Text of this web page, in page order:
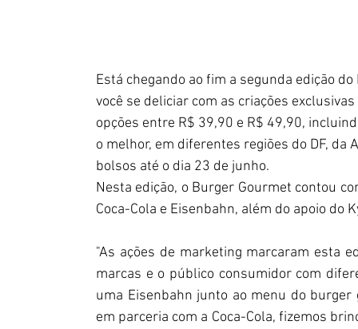
Está chegando ao fim a segunda edição
você se deliciar com as criações
opções entre R$ 39,90 e R$ 49,90,
o melhor, em diferentes regiões do DF, da
bolsos até o dia 23 de junho.
Nesta edição, o Burger Gourmet contou
Coca-Cola e Eisenbahn, além do apoio do
"As ações de marketing marcaram esta
marcas e o público consumidor com
uma Eisenbahn junto ao menu do
em parceria com a Coca-Cola, fizemos